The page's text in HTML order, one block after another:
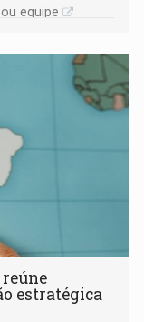
equipe
reúne
estratégica